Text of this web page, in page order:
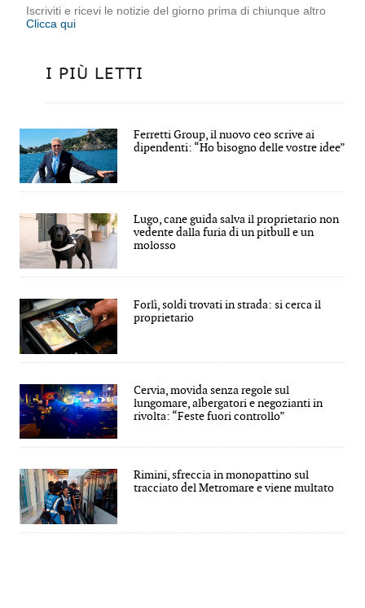
Iscriviti e ricevi le notizie del giorno prima di chiunque altro
Clicca qui
I PIÙ LETTI
Ferretti Group, il nuovo ceo scrive ai
dipendenti: “Ho bisogno delle vostre idee”
Lugo, cane guida salva il proprietario non
vedente dalla furia di un pitbull e un
molosso
Forlì, soldi trovati in strada: si cerca il
proprietario
Cervia, movida senza regole sul
lungomare, albergatori e negozianti in
rivolta: “Feste fuori controllo”
Rimini, sfreccia in monopattino sul
tracciato del Metromare e viene multato